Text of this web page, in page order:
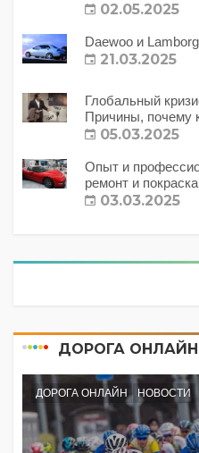
02.05.2025
Daewoo и
21.03.2025
Глобальный
Причины, почему
с этим делать?
05.03.2025
Опыт и
ремонт и
03.03.2025
ДОРОГА ОНЛАЙН
ДОРОГА ОНЛАЙН НОВОСТИ